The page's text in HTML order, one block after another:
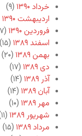
خرداد ۱۳۹۰
(۹)
اردیبهشت ۱۳۹۰
فروردین ۱۳۹۰
(۷)
اسفند ۱۳۸۹
(۱۵)
بهمن ۱۳۸۹
(۲۰)
دی ۱۳۸۹
(۱۷)
آذر ۱۳۸۹
(۱۴)
آبان ۱۳۸۹
(۱۴)
مهر ۱۳۸۹
(۱۰)
شهریور ۱۳۸۹
(۱۱)
مرداد ۱۳۸۹
(۱۵)